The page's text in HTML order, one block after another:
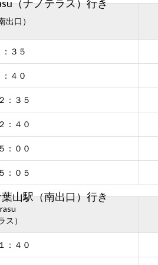
（ナノテラス）行き
出口）
３５
４０
：３５
：４０
：００
：０５
山駅（南出口）行き
ス）
：４０